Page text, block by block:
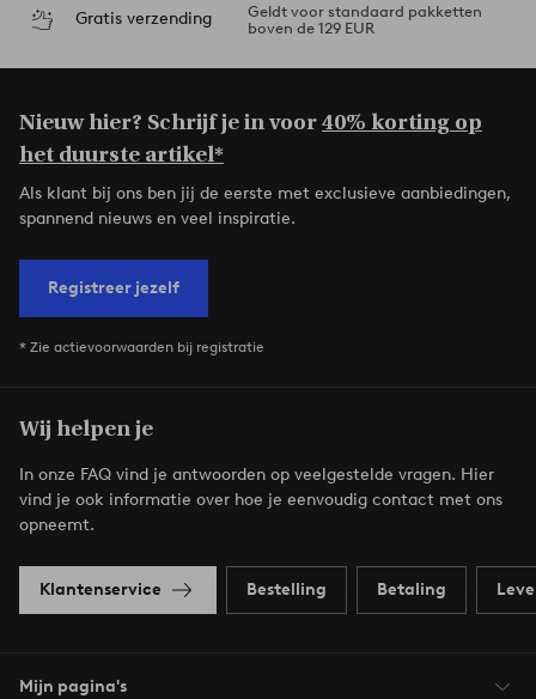
Gratis verzending
Geldt voor standaard pakketten
boven de 129 EUR
Nieuw hier? Schrijf je in voor40% korting op
het duurste artikel*
Als klant bij ons ben jij de eerste met exclusieve aanbiedingen,
spannend nieuws en veel inspiratie.
Registreer jezelf
* Zie actievoorwaarden bij registratie
Wij helpen je
In onze FAQ vind je antwoorden op veelgestelde vragen. Hier
vind je ook informatie over hoe je eenvoudig contact met ons
opneemt.
Klantenservice Bestelling Betaling
Mijn pagina's